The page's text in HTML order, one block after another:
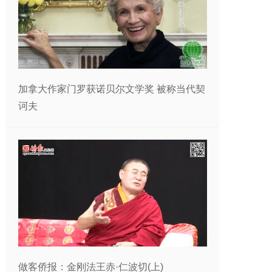
加拿大作家门罗获诺贝尔文学奖 被称当代契
诃夫
做客侨报：金刚法王赤·仁波切(上)